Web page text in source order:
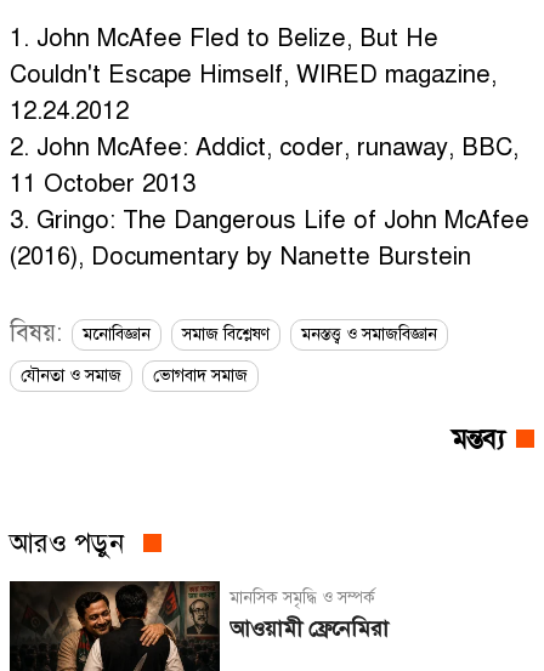
আরও পড়ুন
মানসিক সমৃদ্ধি ও সম্পর্ক
আওয়ামী ফ্রেনেমিরা
1. John McAfee Fled to Belize, But He
Couldn't Escape Himself, WIRED magazine,
12.24.2012
2. John McAfee: Addict, coder, runaway, BBC,
11 October 2013
3. Gringo: The Dangerous Life of John McAfee
(2016), Documentary by Nanette Burstein
বিষয়: মনোবিজ্ঞান সমাজ বিশ্লেষণ
মনস্তত্ত্ব ও সমাজবিজ্ঞান
যৌনতা ও সমাজ
ভোগবাদ সমাজ
মন্তব্য